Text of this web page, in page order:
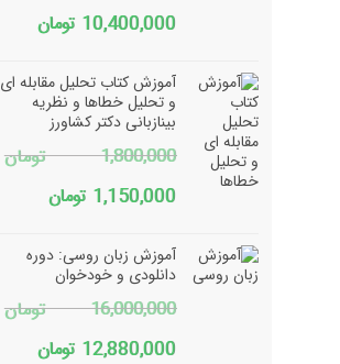
قیمت
12,000,000 تومان
بود.
10,400,000 تومانقیمت
آموزش کتاب تحلیل مقابله ای
و تحلیل خطاها و نظریه
بینازبانی دکتر کشاورز
1,800,000 تومان
قیمت
1,800,000 تومان
بود.
1,150,000 تومانقیمت
است.
آموزش زبان روسی: دوره
دانلودی و خودخوان
16,000,000 تومان
قیمت
12,880,000 تومانقیمت